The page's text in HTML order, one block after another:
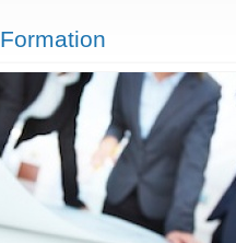
Formation